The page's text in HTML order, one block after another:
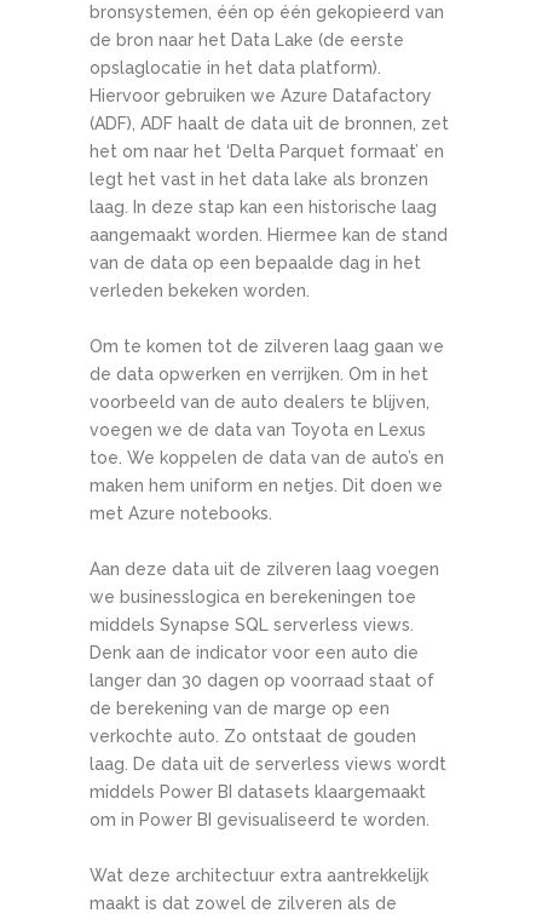
bronsystemen, één op één gekopieerd van
de bron naar het Data Lake (de eerste
opslaglocatie in het data platform).
Hiervoor gebruiken we Azure Datafactory
(ADF), ADF haalt de data uit de bronnen, zet
het om naar het ‘Delta Parquet formaat’ en
legt het vast in het data lake als bronzen
laag. In deze stap kan een historische laag
aangemaakt worden. Hiermee kan de stand
van de data op een bepaalde dag in het
verleden bekeken worden.
Om te komen tot de zilveren laag gaan we
de data opwerken en verrijken. Om in het
voorbeeld van de auto dealers te blijven,
voegen we de data van Toyota en Lexus
toe. We koppelen de data van de auto’s en
maken hem uniform en netjes. Dit doen we
met Azure notebooks.
Aan deze data uit de zilveren laag voegen
we businesslogica en berekeningen toe
middels Synapse SQL serverless views.
Denk aan de indicator voor een auto die
langer dan 30 dagen op voorraad staat of
de berekening van de marge op een
verkochte auto. Zo ontstaat de gouden
laag. De data uit de serverless views wordt
middels Power BI datasets klaargemaakt
om in Power BI gevisualiseerd te worden.
Wat deze architectuur extra aantrekkelijk
maakt is dat zowel de zilveren als de